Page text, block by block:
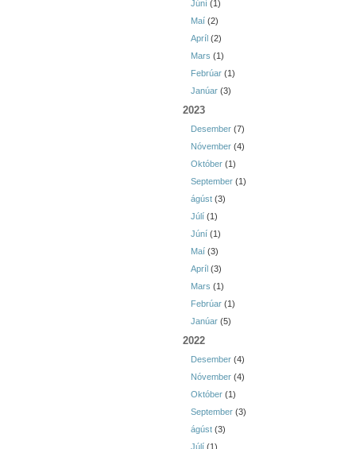
Júní (1)
Maí (2)
Apríl (2)
Mars (1)
Febrúar (1)
Janúar (3)
2023
Desember (7)
Nóvember (4)
Október (1)
September (1)
ágúst (3)
Júlí (1)
Júní (1)
Maí (3)
Apríl (3)
Mars (1)
Febrúar (1)
Janúar (5)
2022
Desember (4)
Nóvember (4)
Október (1)
September (3)
ágúst (3)
Júlí (1)